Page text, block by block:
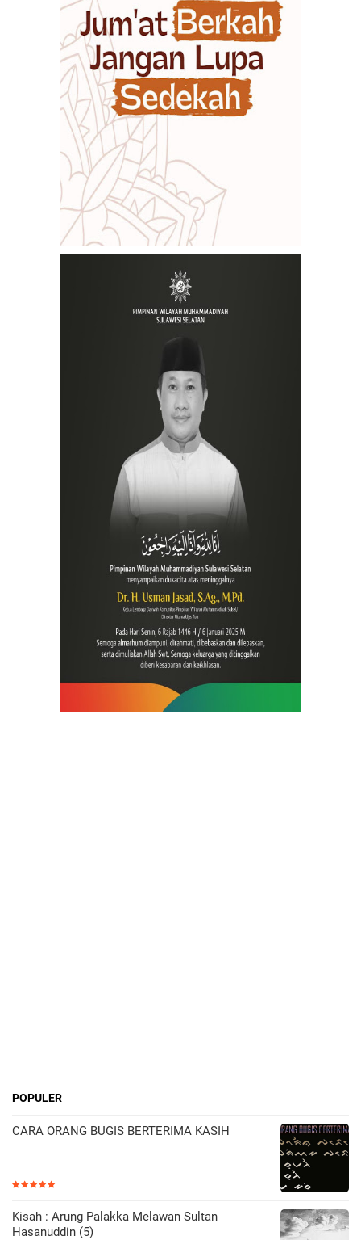
POPULER
CARA ORANG BUGIS BERTERIMA KASIH
Kisah : Arung Palakka Melawan Sultan
Hasanuddin (5)